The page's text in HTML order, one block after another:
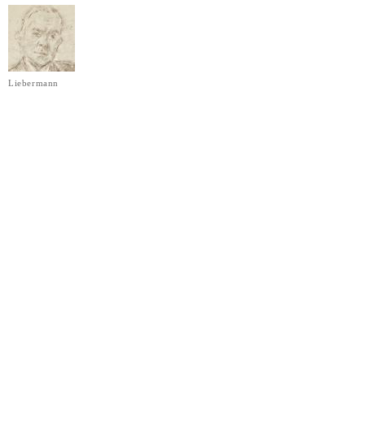
Liebermann